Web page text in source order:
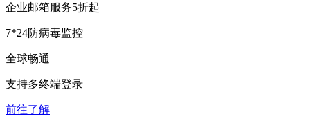
企业邮箱服务5折起
7*24防病毒监控
全球畅通
支持多终端登录
前往了解